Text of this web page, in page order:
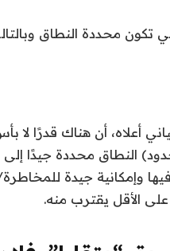
تكون محددة النطاق
أعلاه، أن هناك قدرًا لا
النطاق محددة جيدًا
وإمكانية جيدة
على الأقل يقترب منه.